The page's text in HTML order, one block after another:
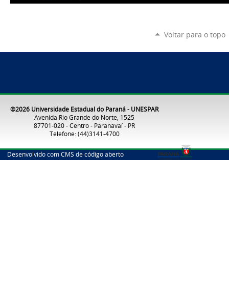
Voltar para o topo
©2026 Universidade Estadual do Paraná - UNESPAR
Avenida Rio Grande do Norte, 1525
87701-020 - Centro - Paranavaí - PR
Telefone: (44)3141-4700
Desenvolvido com CMS de código aberto